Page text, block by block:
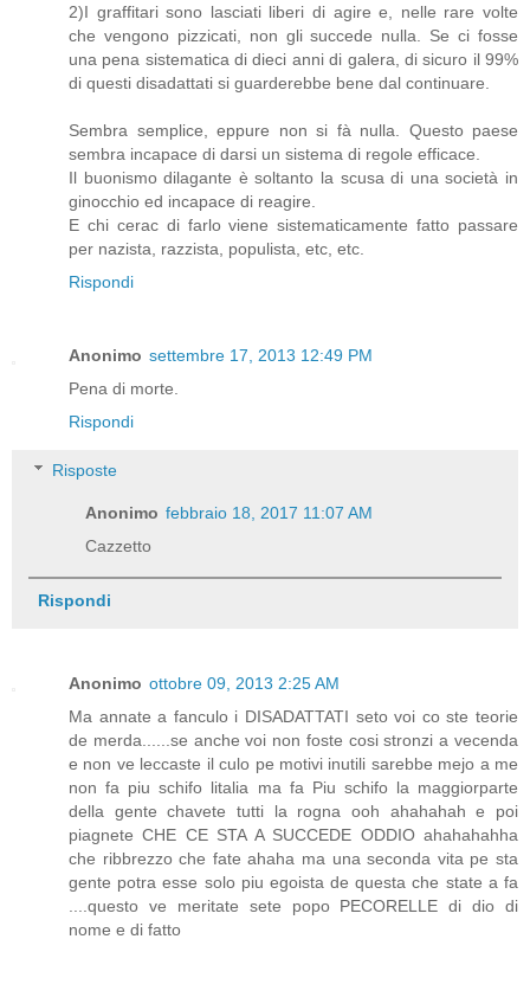
2)I graffitari sono lasciati liberi di agire e, nelle rare volte
che vengono pizzicati, non gli succede nulla. Se ci fosse
una pena sistematica di dieci anni di galera, di sicuro il 99%
di questi disadattati si guarderebbe bene dal continuare.
Sembra semplice, eppure non si fà nulla. Questo paese
sembra incapace di darsi un sistema di regole efficace.
Il buonismo dilagante è soltanto la scusa di una società in
ginocchio ed incapace di reagire.
E chi cerac di farlo viene sistematicamente fatto passare
per nazista, razzista, populista, etc, etc.
Rispondi
Anonimo settembre 17, 2013 12:49 PM
Pena di morte.
Rispondi
Risposte
Anonimo febbraio 18, 2017 11:07 AM
Cazzetto
Rispondi
Anonimo ottobre 09, 2013 2:25 AM
Ma annate a fanculo i DISADATTATI seto voi co ste teorie
de merda......se anche voi non foste cosi stronzi a vecenda
e non ve leccaste il culo pe motivi inutili sarebbe mejo a me
non fa piu schifo litalia ma fa Piu schifo la maggiorparte
della gente chavete tutti la rogna ooh ahahahah e poi
piagnete CHE CE STA A SUCCEDE ODDIO ahahahahha
che ribbrezzo che fate ahaha ma una seconda vita pe sta
gente potra esse solo piu egoista de questa che state a fa
....questo ve meritate sete popo PECORELLE di dio di
nome e di fatto